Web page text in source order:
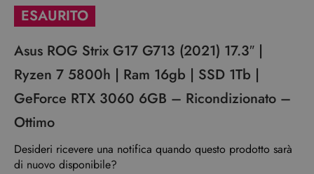
ESAURITO
Asus ROG Strix G17 G713 (2021) 17.3″ |
Ryzen 7 5800h | Ram 16gb | SSD 1Tb |
GeForce RTX 3060 6GB – Ricondizionato –
Ottimo
Desideri ricevere una notifica quando questo prodotto sarà
di nuovo disponibile?